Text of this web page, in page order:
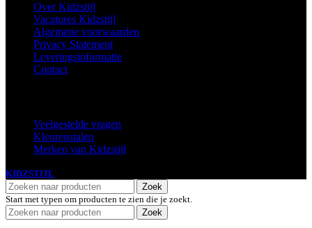
Over Kidzstijl
Vacatures Kidzstijl
Algemene voorwaarden
Privacy Statement
Leveringsinformatie
Contact
Veelgestelde vragen
Kleurenstalen
Merken van Kidzstijl
KIDZSTIJL
Zoek
Start met typen om producten te zien die je zoekt.
Zoek